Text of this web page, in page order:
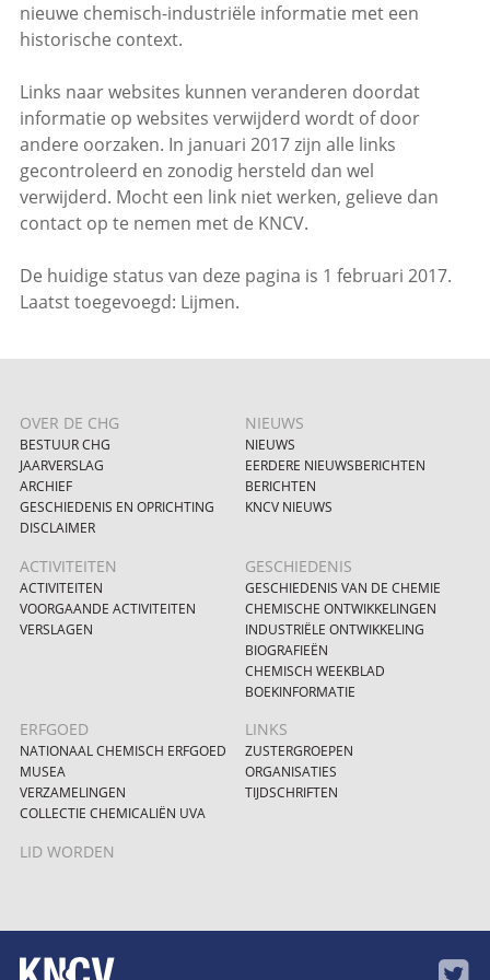
nieuwe chemisch-industriële informatie met een
historische context.
Links naar websites kunnen veranderen doordat
informatie op websites verwijderd wordt of door
andere oorzaken. In januari 2017 zijn alle links
gecontroleerd en zonodig hersteld dan wel
verwijderd. Mocht een link niet werken, gelieve dan
contact op te nemen met de KNCV.
De huidige status van deze pagina is 1 februari 2017.
Laatst toegevoegd: Lijmen.
OVER DE CHG
BESTUUR CHG
JAARVERSLAG
ARCHIEF
GESCHIEDENIS EN OPRICHTING
DISCLAIMER
NIEUWS
NIEUWS
EERDERE NIEUWSBERICHTEN
BERICHTEN
KNCV NIEUWS
ACTIVITEITEN
ACTIVITEITEN
VOORGAANDE ACTIVITEITEN
VERSLAGEN
GESCHIEDENIS
GESCHIEDENIS VAN DE CHEMIE
CHEMISCHE ONTWIKKELINGEN
INDUSTRIËLE ONTWIKKELING
BIOGRAFIEËN
CHEMISCH WEEKBLAD
BOEKINFORMATIE
ERFGOED
NATIONAAL CHEMISCH ERFGOED
MUSEA
VERZAMELINGEN
COLLECTIE CHEMICALIËN UVA
LINKS
ZUSTERGROEPEN
ORGANISATIES
TIJDSCHRIFTEN
LID WORDEN